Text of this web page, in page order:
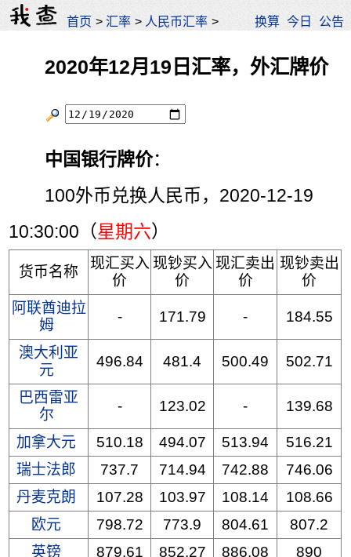
首页 >汇率 > 人民币汇率 > 换算 今日 公告
2020年12月19日汇率，外汇牌价
中国银行牌价：
100外币兑换人民币，2020-12-19
10:30:00（星期六）
货币名称
现汇买入
价
现钞买入
价
现汇卖出
价
现钞卖出
价
阿联酋迪拉
姆
- 171.79 - 184.55
澳大利亚
元
496.84 481.4 500.49 502.71
巴西雷亚
尔
- 123.02 - 139.68
加拿大元 510.18 494.07 513.94
516.21
瑞士法郎
737.7 714.94 742.88
746.06
丹麦克朗
107.28 103.97 108.14
108.66
欧元
798.72 773.9 804.61
807.2
英镑
879.61 852.27 886.08
890